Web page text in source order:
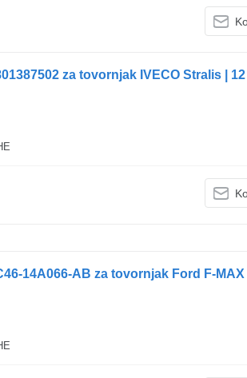
za tovornjak IVECO Stralis | 12
14A066-AB za tovornjak Ford F-MAX